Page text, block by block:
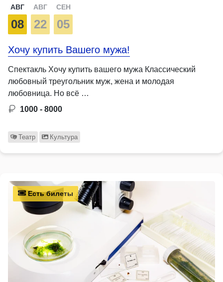
АВГ
08
АВГ
22
СЕН
05
Хочу купить Вашего мужа!
Спектакль Хочу купить вашего мужа Классический
любовный треугольник муж, жена и молодая
любовница. Но всё …
1000 - 8000
Театр Культура
Есть билеты